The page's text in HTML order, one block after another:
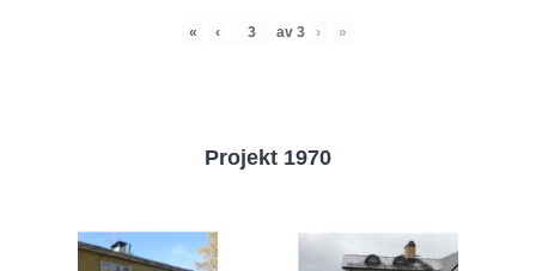
« ‹ av 3 › »
Projekt 1970